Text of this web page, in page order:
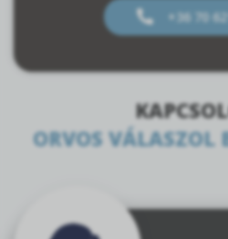
+36 70
ORVOS VÁLASZOL